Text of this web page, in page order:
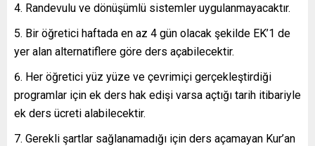
Randevulu ve dönüşümlü sistemler uygulanmayacaktır.
Bir öğretici haftada en az 4 gün olacak şekilde EK’1 de
yer alan alternatiflere göre ders açabilecektir.
Her öğretici yüz yüze ve çevrimiçi gerçekleştirdiği
programlar için ek ders hak edişi varsa açtığı tarih itibariyle
ek ders ücreti alabilecektir.
Gerekli şartlar sağlanamadığı için ders açamayan Kur’an